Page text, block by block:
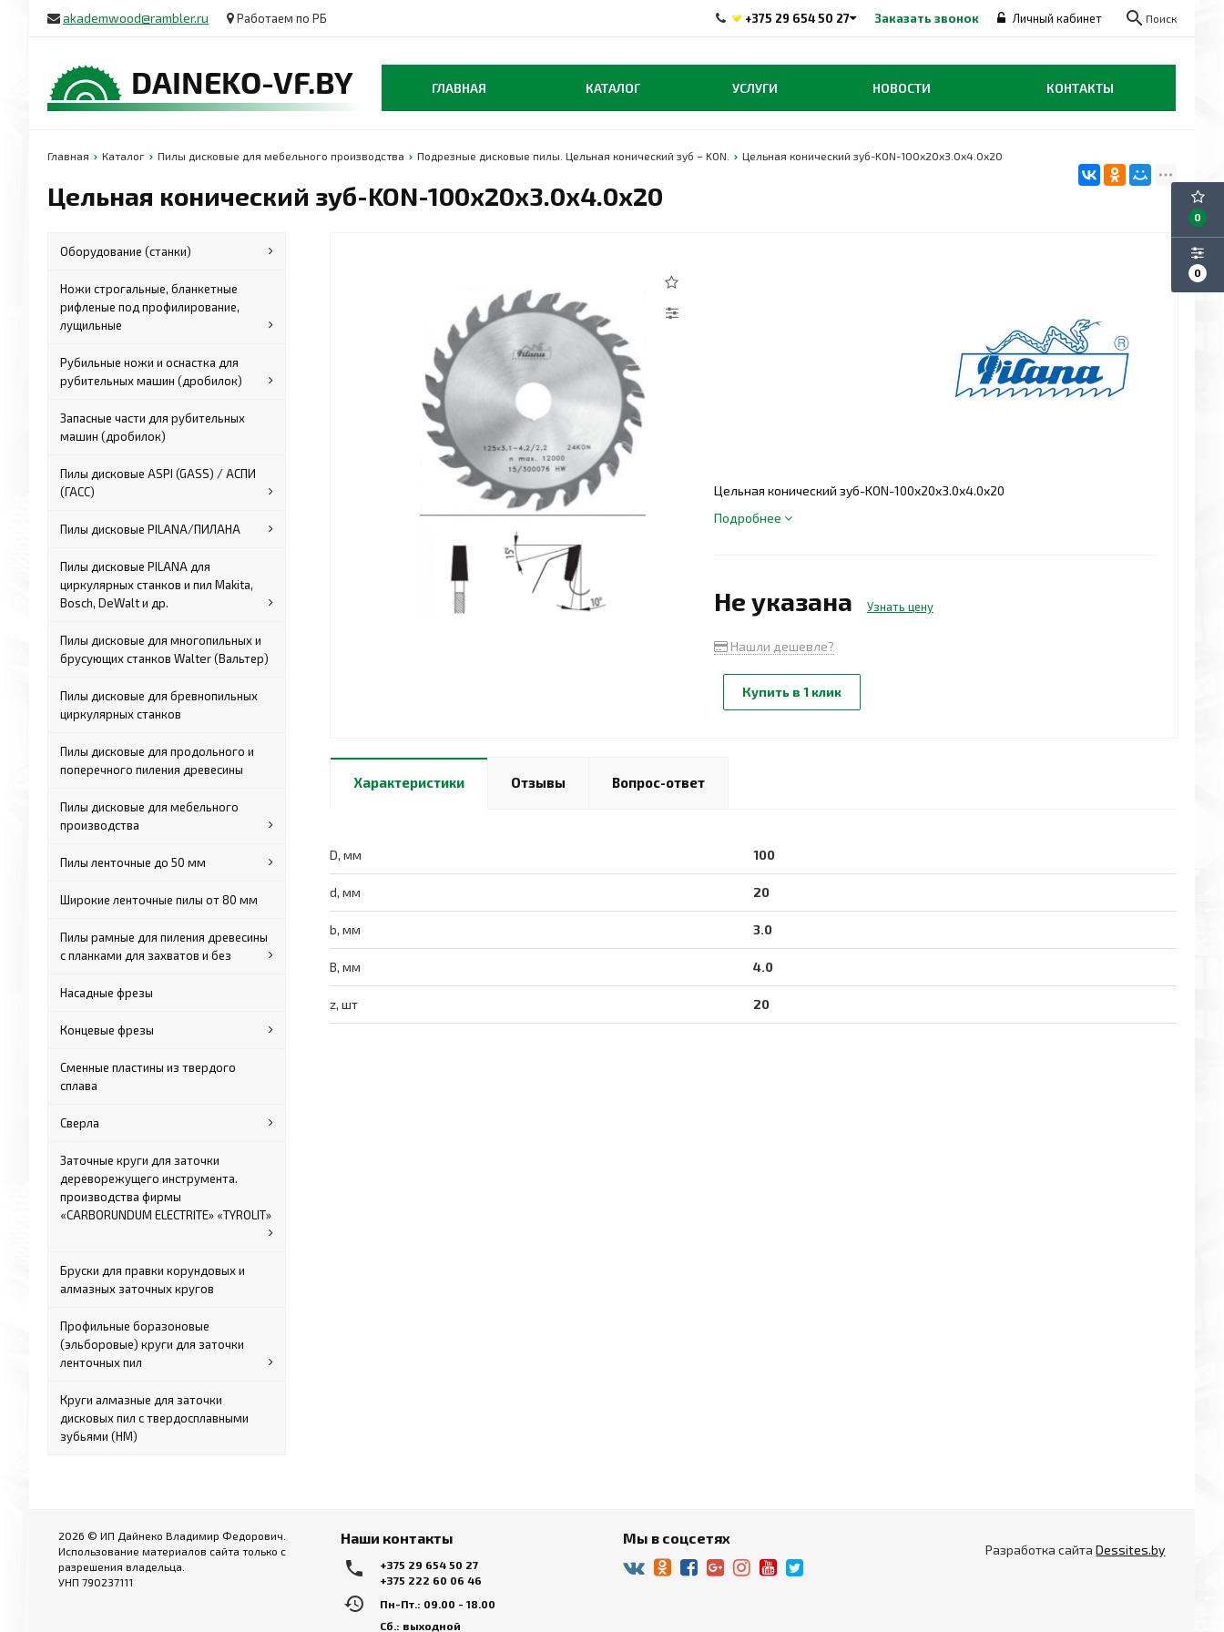
akademwood@rambler.ru Работаем по РБ search Поиск
Личный кабинет
Заказать звонок
+375 29 654 50 27
ГЛАВНАЯ КАТАЛОГ УСЛУГИ НОВОСТИ КОНТАКТЫ
Главная Каталог Пилы дисковые для мебельного производства Подрезные дисковые пилы. Цельная конический зуб – KON. Цельная конический зуб-KON-100x20x3.0x4.0x20
Цельная конический зуб-KON-100x20x3.0x4.0x20
0
0
Оборудование (станки)
Ножи строгальные, бланкетные
рифленые под профилирование,
лущильные
Рубильные ножи и оснастка для
рубительных машин (дробилок)
Запасные части для рубительных
машин (дробилок)
Пилы дисковые ASPI (GASS) / АСПИ
(ГАСС)
Пилы дисковые PILANA/ПИЛАНА
Пилы дисковые PILANA для
циркулярных станков и пил Makita,
Bosch, DeWalt и др.
Пилы дисковые для многопильных и
брусующих станков Walter (Вальтер)
Пилы дисковые для бревнопильных
циркулярных станков
Пилы дисковые для продольного и
поперечного пиления древесины
Пилы дисковые для мебельного
производства
Пилы ленточные до 50 мм
Широкие ленточные пилы от 80 мм
Пилы рамные для пиления древесины
с планками для захватов и без
Насадные фрезы
Концевые фрезы
Сменные пластины из твердого
сплава
Сверла
Заточные круги для заточки
дереворежущего инструмента.
производства фирмы
«CARBORUNDUM ELECTRITE» «TYROLIT»
Бруски для правки корундовых и
алмазных заточных кругов
Профильные боразоновые
(эльборовые) круги для заточки
ленточных пил
Круги алмазные для заточки
дисковых пил с твердосплавными
зубьями (HM)
Цельная конический зуб-KON-100x20x3.0x4.0x20
Подробнее
Не указана Узнать цену
Нашли дешевле?
Купить в 1 клик
Характеристики Отзывы Вопрос-ответ
D, мм 100
d, мм 20
b, мм 3.0
B, мм 4.0
z, шт 20
2026 © ИП Дайнеко Владимир Федорович.
Использование материалов сайта только с
разрешения владельца.
УНП 790237111
Наши контакты
local_phone
+375 29 654 50 27
+375 222 60 06 46
history
Пн-Пт.: 09.00 - 18.00
Сб.: выходной
Мы в соцсетях
Разработка сайтаDessites.by